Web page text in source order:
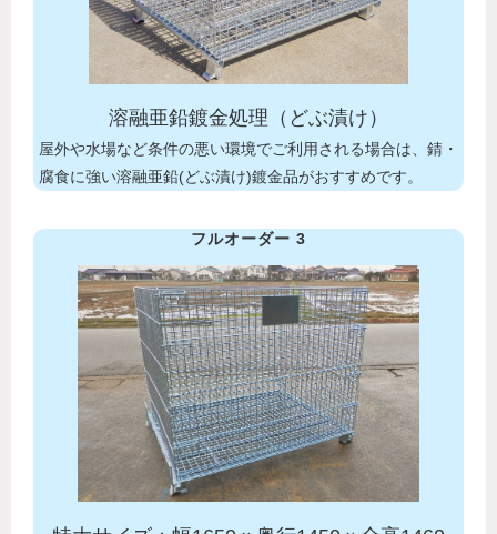
溶融亜鉛鍍金処理（どぶ漬け）
屋外や水場など条件の悪い環境でご利用される場合は、錆・
腐食に強い溶融亜鉛(どぶ漬け)鍍金品がおすすめです。
フルオーダー 3